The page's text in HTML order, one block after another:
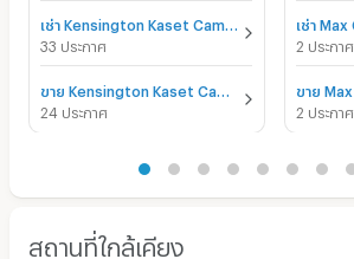
33 ประกาศ
24 ประกาศ
2 ประกาศ
2 ประกาศ
สถานที่ใกล้เคียง